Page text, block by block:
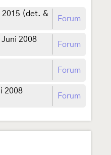
2015 (det. &
Forum
2008
Forum
Forum
2008
Forum